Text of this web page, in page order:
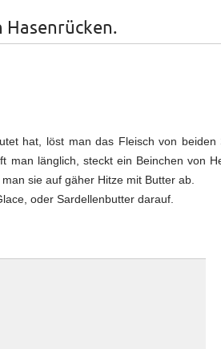
hat, löst man das Fleisch von beiden
man länglich, steckt ein Beinchen von
sie auf gäher Hitze mit Butter ab.
oder Sardellenbutter darauf.